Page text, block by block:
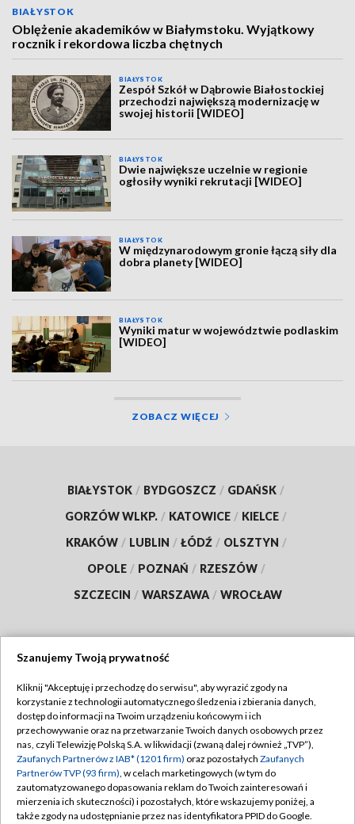
BIAŁYSTOK
Oblężenie akademików w Białymstoku. Wyjątkowy
rocznik i rekordowa liczba chętnych
BIAŁYSTOK
Zespół Szkół w Dąbrowie Białostockiej
przechodzi największą modernizację w
swojej historii [WIDEO]
BIAŁYSTOK
Dwie największe uczelnie w regionie
ogłosiły wyniki rekrutacji [WIDEO]
BIAŁYSTOK
W międzynarodowym gronie łączą siły dla
dobra planety [WIDEO]
BIAŁYSTOK
Wyniki matur w województwie podlaskim
[WIDEO]
ZOBACZ WIĘCEJ
BIAŁYSTOK / BYDGOSZCZ / GDAŃSK /
GORZÓW WLKP. / KATOWICE / KIELCE /
KRAKÓW / LUBLIN / ŁÓDŹ / OLSZTYN /
OPOLE / POZNAŃ / RZESZÓW /
SZCZECIN / WARSZAWA / WROCŁAW
TVP
Abonament TVP
Emisja w TVP
Centrum informacji TVP
Naziemna Telewizja Cyfrowa
Regulamin TVP
Polityka prywatności
Moje zgody
Pomoc
Szanujemy Twoją prywatność
Kliknij "Akceptuję i przechodzę do serwisu", aby wyrazić zgody na
korzystanie z technologii automatycznego śledzenia i zbierania danych,
dostęp do informacji na Twoim urządzeniu końcowym i ich
przechowywanie oraz na przetwarzanie Twoich danych osobowych przez
nas, czyli Telewizję Polską S.A. w likwidacji (zwaną dalej również „TVP”),
Zaufanych Partnerów z IAB* (1201 firm) oraz pozostałych Zaufanych
Partnerów TVP (93 firm), w celach marketingowych (w tym do
zautomatyzowanego dopasowania reklam do Twoich zainteresowań i
mierzenia ich skuteczności) i pozostałych, które wskazujemy poniżej, a
także zgody na udostępnianie przez nas identyfikatora PPID do Google.